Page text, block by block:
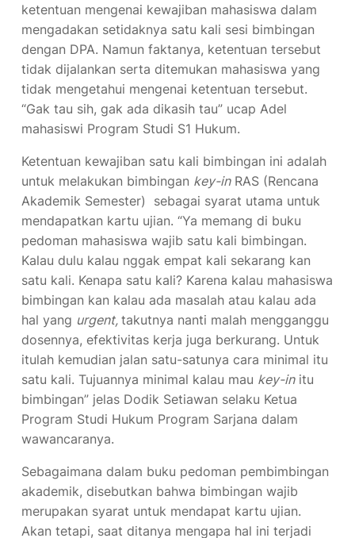
ketentuan mengenai kewajiban mahasiswa dalam
mengadakan setidaknya satu kali sesi bimbingan
dengan DPA. Namun faktanya, ketentuan tersebut
tidak dijalankan serta ditemukan mahasiswa yang
tidak mengetahui mengenai ketentuan tersebut.
“Gak tau sih, gak ada dikasih tau” ucap Adel
mahasiswi Program Studi S1 Hukum.
Ketentuan kewajiban satu kali bimbingan ini adalah
untuk melakukan bimbingan key-inRAS (Rencana
Akademik Semester) sebagai syarat utama untuk
mendapatkan kartu ujian. “Ya memang di buku
pedoman mahasiswa wajib satu kali bimbingan.
Kalau dulu kalau nggak empat kali sekarang kan
satu kali. Kenapa satu kali? Karena kalau mahasiswa
bimbingan kan kalau ada masalah atau kalau ada
hal yang urgent, takutnya nanti malah mengganggu
dosennya, efektivitas kerja juga berkurang. Untuk
itulah kemudian jalan satu-satunya cara minimal itu
satu kali. Tujuannya minimal kalau mau key-initu
bimbingan” jelas Dodik Setiawan selaku Ketua
Program Studi Hukum Program Sarjana dalam
wawancaranya.
Sebagaimana dalam buku pedoman pembimbingan
akademik, disebutkan bahwa bimbingan wajib
merupakan syarat untuk mendapat kartu ujian.
Akan tetapi, saat ditanya mengapa hal ini terjadi